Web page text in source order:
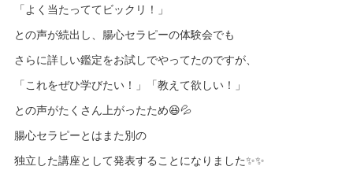
「よく当たっててビックリ！」
との声が続出し、腸心セラピーの体験会でも
さらに詳しい鑑定をお試しでやってたのですが、
「これをぜひ学びたい！」「教えて欲しい！」
との声がたくさん上がったため😆💦
腸心セラピーとはまた別の
独立した講座として発表することになりました✨✨